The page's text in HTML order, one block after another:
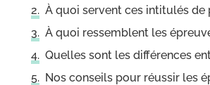
À quoi servent ces intitulés de
À quoi ressemblent les
Quelles sont les différences
Nos conseils pour réussir les